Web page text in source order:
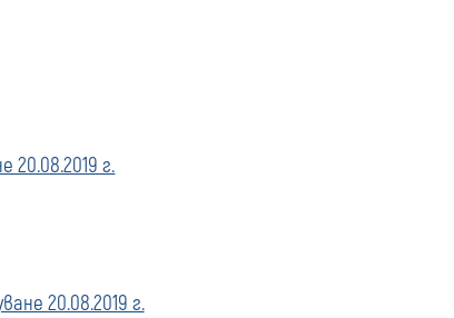
20.08.2019 г.
20.08.2019 г.